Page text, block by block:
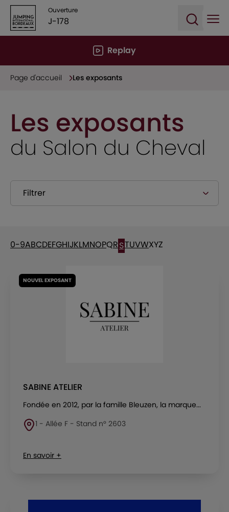
Ouverture
J-178
Replay
Page d'accueil Les exposants
Les exposants
du Salon du Cheval
Filtrer
0-9ABCDEFGHIJKLMNOPQRSTUVWXYZ
NOUVEL EXPOSANT
SABINE ATELIER
Fondée en 2012, par la famille Bleuzen, la marque...
1 - Allée F - Stand n° 2603
En savoir +